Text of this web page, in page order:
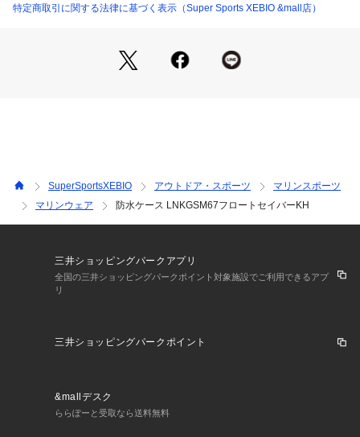
●高い防水/防塵性能(防水・防塵IP68相当)
●しっかりロック:安全機構付き/水滴・粉塵から守る
●メーカーカラー表記:カーキ
※掲載の価格・製品のパッケージ・デザイン・仕様について、
予告なく変更することがあります。あらかじめご了承くださ
い。2025年春夏モデル 2025ssmodel ルプラス LEPLUS ヴィ
水泳用品 海水泳小物 vic_aqa_accessories_202507 防水ケー
ス 26ss_clrnc
特定商取引に関する法律に基づく表示（Super Sports XEBIO &mall店）
SuperSportsXEBIO アウトドア・スポーツ
マリンスポーツ
マリンウェア
防水ケース LNKGSM67フロートセイバーKH
三井ショッピングパークアプリ
全国の三井ショッピングパークポイント対象施設でご利用できるアプ
リ
三井ショッピングパークポイント
&mallデスク
ららぽーと受取なら送料無料